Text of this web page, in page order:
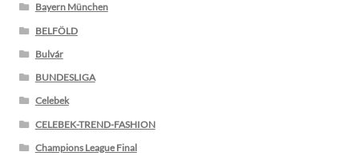
Bayern München
BELFÖLD
Bulvár
BUNDESLIGA
Celebek
CELEBEK-TREND-FASHION
Champions League Final